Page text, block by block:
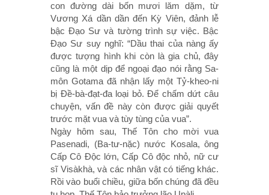
con đường dài bốn mươi lăm dặm, từ
Vương Xá dần dần đến Kỳ Viên, đảnh lễ
bậc Ðạo Sư và tường trình sự việc. Bậc
Ðạo Sư suy nghĩ: “Dầu thai của nàng ấy
được tượng hình khi còn là gia chủ, đây
cũng là một dịp để ngoại đạo nói rằng Sa-
môn Gotama đã nhận lấy một Tỷ-kheo-ni
bị Ðề-bà-đạt-đa loại bỏ. Ðể chấm dứt câu
chuyện, vấn đề này còn được giải quyết
trước mặt vua và tùy tùng của vua”.
Ngày hôm sau, Thế Tôn cho mời vua
Pasenadi, (Ba-tư-nặc) nước Kosala, ông
Cấp Cô Ðộc lớn, Cấp Cô độc nhỏ, nữ cư
sĩ Visàkhà, và các nhân vật có tiếng khác.
Rồi vào buổi chiều, giữa bốn chúng đã đều